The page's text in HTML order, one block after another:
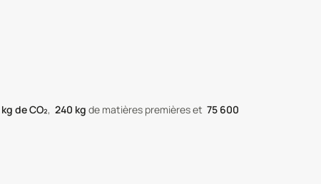
kg de CO₂, 240 kg de matières premièreset 75 600